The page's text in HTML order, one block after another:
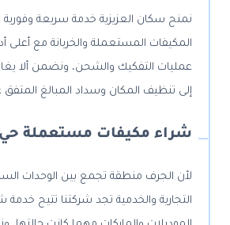
نمنح سكان العزيزية خدمة سريعة
المكيفات المستعملة والخربانة مع أعلى
عمليات التفكيك والشحن، ونضمن ألا
إلى تنظيف المكان وسداد المبالغ المتفق
شراء مكيفات مستعملة
لأن الجرف منطقة تجمع بين الوحدات
التجارية والخدمية تجد شركتنا تتيح